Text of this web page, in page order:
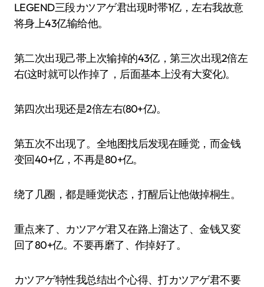
LEGEND三段カツアゲ君出现时帯1亿，左右我故意
将身上43亿输给他。
第二次出现己帯上次输掉的43亿，第三次出现2倍左
右(这时就可以作掉了，后面基本上没有大変化)。
第四次出现还是2倍左右(80+亿)。
第五次不出现了。全地图找后发现在睡觉，而金钱
变回40+亿，不再是80+亿。
绕了几圈，都是睡觉状态，打醒后让他做掉桐生。
重点来了、カツアゲ君又在路上溜达了、金钱又変
回了80+亿。不要再磨了、作掉好了。
カツアゲ特性我总结出个心得、打カツアゲ君不要